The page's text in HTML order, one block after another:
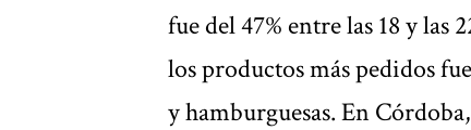
fue del 47% entre las 18 y las
los productos más pedidos
y hamburguesas. En